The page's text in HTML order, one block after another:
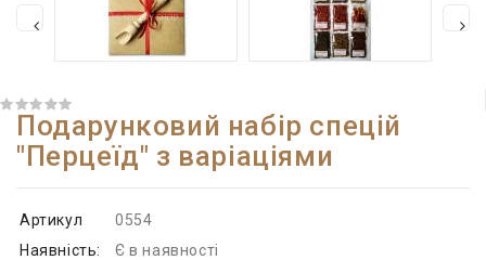
Подарунковий набір спецій
"Перцеїд" з варіаціями
Артикул
0554
Наявність:
Є в наявності